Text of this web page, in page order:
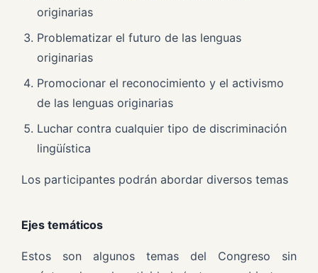
originarias
Problematizar el futuro de las lenguas
originarias
Promocionar el reconocimiento y el activismo
de las lenguas originarias
Luchar contra cualquier tipo de discriminación
lingüística
Los participantes podrán abordar diversos temas
Ejes temáticos
Estos son algunos temas del Congreso sin